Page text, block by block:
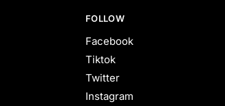
FOLLOW
Facebook
Tiktok
Twitter
Instagram